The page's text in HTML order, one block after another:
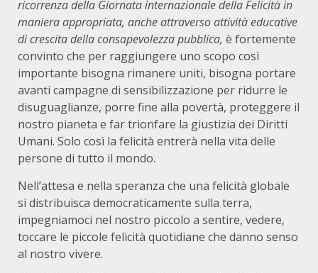
ricorrenza della Giornata internazionale della Felicità in
maniera appropriata, anche attraverso attività educative
di crescita della consapevolezza pubblica, è fortemente
convinto che per raggiungere uno scopo così
importante bisogna rimanere uniti, bisogna portare
avanti campagne di sensibilizzazione per ridurre le
disuguaglianze, porre fine alla povertà, proteggere il
nostro pianeta e far trionfare la giustizia dei Diritti
Umani. Solo così la felicità entrerà nella vita delle
persone di tutto il mondo.
Nell’attesa e nella speranza che una felicità globale
si distribuisca democraticamente sulla terra,
impegniamoci nel nostro piccolo a sentire, vedere,
toccare le piccole felicità quotidiane che danno senso
al nostro vivere.